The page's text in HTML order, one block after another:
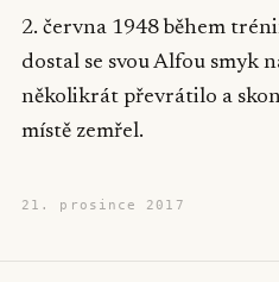
2. června 1948 během
dostal se svou Alfou smyk
několikrát převrátilo a
místě zemřel.
21. prosince 2017